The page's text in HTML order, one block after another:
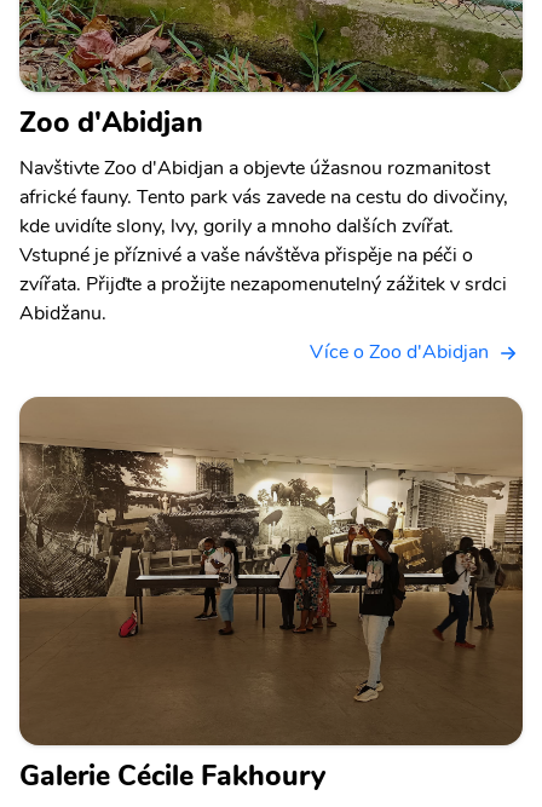
Zoo d'Abidjan
Navštivte Zoo d'Abidjan a objevte úžasnou rozmanitost
africké fauny. Tento park vás zavede na cestu do divočiny,
kde uvidíte slony, lvy, gorily a mnoho dalších zvířat.
Vstupné je příznivé a vaše návštěva přispěje na péči o
zvířata. Přijďte a prožijte nezapomenutelný zážitek v srdci
Abidžanu.
Více o Zoo d'Abidjan
Galerie Cécile Fakhoury